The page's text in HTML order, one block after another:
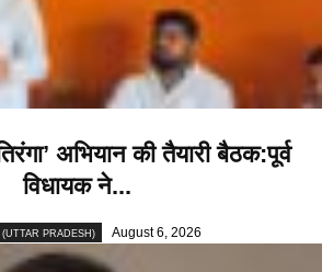
अभियान की तैयारी बैठक:पूर्व
विधायक ने...
(UTTAR PRADESH) August 6, 2026